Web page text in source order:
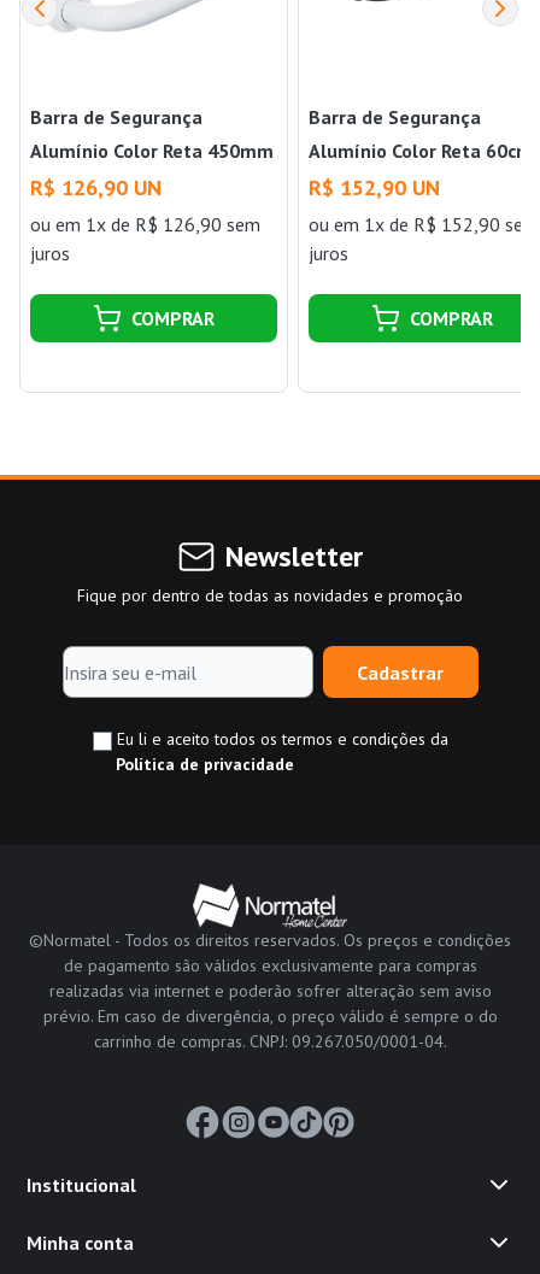
Barra de Segurança
Alumínio Color Reta 450mm
Branco Sicmol
R$ 126,90 UN
ou em 1x de R$ 126,90 sem
juros
COMPRAR
Barra de Segurança
Alumínio Color Reta 60cm
Preto Sicmol
R$ 152,90 UN
ouem 1x de R$ 152,90 sem
juros
COMPRAR
Newsletter
Fique por dentro de todas as novidades e promoção
Cadastrar
Eu li e aceito todos os termos e condições da
Política de privacidade
©Normatel - Todos os direitos reservados. Os preços e condições
de pagamento são válidos exclusivamente para compras
realizadas via internet e poderão sofrer alteração sem aviso
prévio. Em caso de divergência, o preço válido é sempre o do
carrinho de compras. CNPJ: 09.267.050/0001-04.
Institucional
Minha conta